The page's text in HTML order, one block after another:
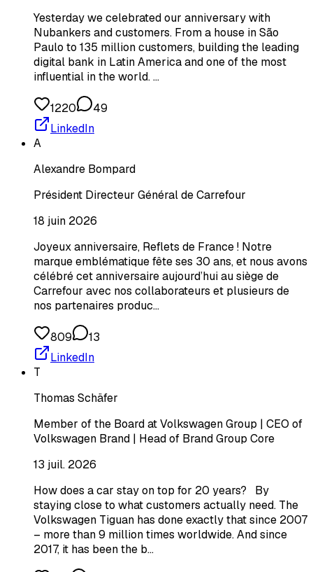
Yesterday we celebrated our anniversary with
Nubankers and customers. From a house in São
Paulo to 135 million customers, building the leading
digital bank in Latin America and one of the most
influential in the world. …
1220
49
LinkedIn
A
Alexandre Bompard
Président Directeur Général de Carrefour
18 juin 2026
Joyeux anniversaire, Reflets de France ! Notre
marque emblématique fête ses 30 ans, et nous avons
célébré cet anniversaire aujourd’hui au siège de
Carrefour avec nos collaborateurs et plusieurs de
nos partenaires produc…
809
13
LinkedIn
T
Thomas Schäfer
Member of the Board at Volkswagen Group | CEO of
Volkswagen Brand | Head of Brand Group Core
13 juil. 2026
How does a car stay on top for 20 years? By
staying close to what customers actually need. The
Volkswagen Tiguan has done exactly that since 2007
– more than 9 million times worldwide. And since
2017, it has been the b…